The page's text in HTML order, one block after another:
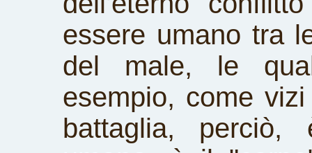
essere umano tra
del male, le
esempio, come
battaglia,